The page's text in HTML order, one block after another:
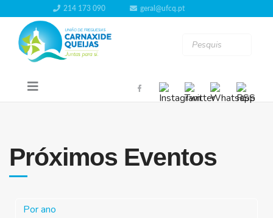
214 173 090 geral@ufcq.pt
Próximos Eventos
Por ano